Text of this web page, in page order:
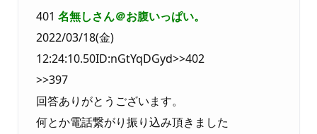
401 名無しさん＠お腹いっぱい。
2022/03/18(金)
12:24:10.50ID:nGtYqDGyd>>402
>>397
回答ありがとうございます。
何とか電話繋がり振り込み頂きました